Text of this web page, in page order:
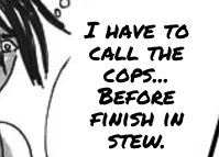
I have to
call the
cops...
Before
finish in
stew.